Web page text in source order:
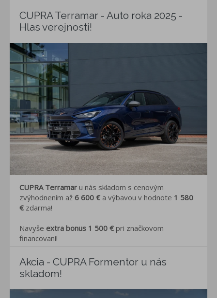
CUPRA Terramar - Auto roka 2025 -
Hlas verejnosti!
CUPRA Terramar u nás skladom s cenovým
zvýhodnením až 6 600 € a výbavou v hodnote 1 580
€ zdarma!
Navyše extra bonus 1 500 € pri značkovom
financovaní!
Akcia - CUPRA Formentor u nás
skladom!